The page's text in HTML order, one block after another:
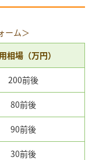
ーム＞
相場（万円）
200前後
80前後
90前後
30前後